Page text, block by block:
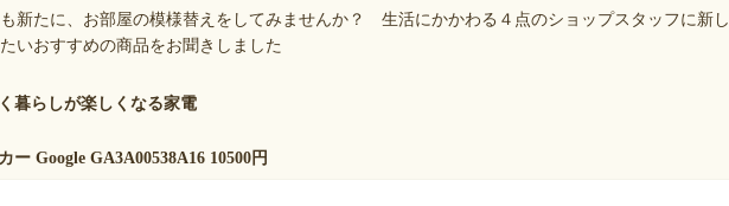
新たに、お部屋の模様替えをしてみませんか？ 生活にかかわる４点のショップスタッフに新し
いおすすめの商品をお聞きしました
暮らしが楽しくなる家電
ー Google GA3A00538A16 10500円